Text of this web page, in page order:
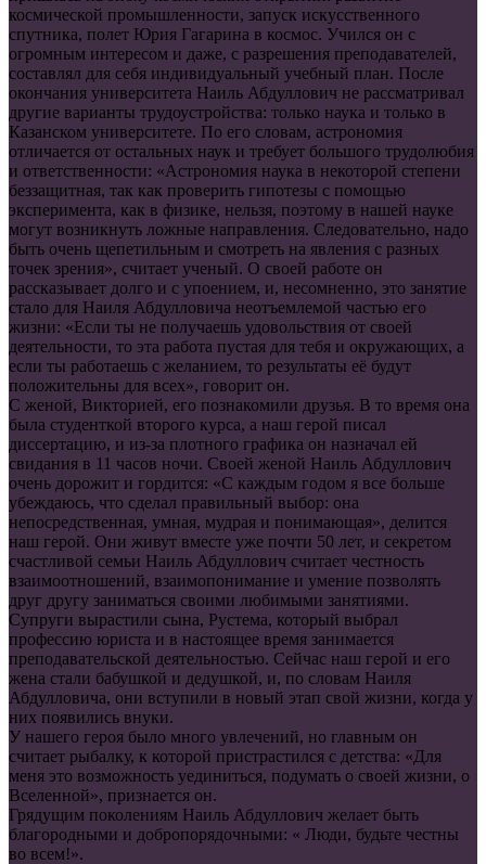
космической промышленности, запуск искусственного
спутника, полет Юрия Гагарина в космос. Учился он с
огромным интересом и даже, с разрешения преподавателей,
составлял для себя индивидуальный учебный план. После
окончания университета Наиль Абдуллович не рассматривал
другие варианты трудоустройства: только наука и только в
Казанском университете. По его словам, астрономия
отличается от остальных наук и требует большого трудолюбия
и ответственности: «Астрономия наука в некоторой степени
беззащитная, так как проверить гипотезы с помощью
эксперимента, как в физике, нельзя, поэтому в нашей науке
могут возникнуть ложные направления. Следовательно, надо
быть очень щепетильным и смотреть на явления с разных
точек зрения», считает ученый. О своей работе он
рассказывает долго и с упоением, и, несомненно, это занятие
стало для Наиля Абдулловича неотъемлемой частью его
жизни: «Если ты не получаешь удовольствия от своей
деятельности, то эта работа пустая для тебя и окружающих, а
если ты работаешь с желанием, то результаты её будут
положительны для всех», говорит он.
С женой, Викторией, его познакомили друзья. В то время она
была студенткой второго курса, а наш герой писал
диссертацию, и из-за плотного графика он назначал ей
свидания в 11 часов ночи. Своей женой Наиль Абдуллович
очень дорожит и гордится: «С каждым годом я все больше
убеждаюсь, что сделал правильный выбор: она
непосредственная, умная, мудрая и понимающая», делится
наш герой. Они живут вместе уже почти 50 лет, и секретом
счастливой семьи Наиль Абдуллович считает честность
взаимоотношений, взаимопонимание и умение позволять
друг другу заниматься своими любимыми занятиями.
Супруги вырастили сына, Рустема, который выбрал
профессию юриста и в настоящее время занимается
преподавательской деятельностью. Сейчас наш герой и его
жена стали бабушкой и дедушкой, и, по словам Наиля
Абдулловича, они вступили в новый этап свой жизни, когда у
них появились внуки.
У нашего героя было много увлечений, но главным он
считает рыбалку, к которой пристрастился с детства: «Для
меня это возможность уединиться, подумать о своей жизни, о
Вселенной», признается он.
Грядущим поколениям Наиль Абдуллович желает быть
благородными и добропорядочными: « Люди, будьте честны
во всем!».